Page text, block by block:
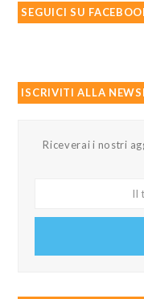
SEGUICI SU
ISCRIVITI ALLA
Riceverai i nostri